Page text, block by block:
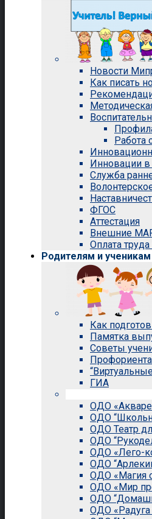
Новости
Как писать
Работа
Инновации
Служба
ФГОС
Аттестация
Внешние
Оплата
Родителям и ученикам
Как
Памятка
Советы
ГИА
ОДО
ОДО
ОДО Театр
ОДО
ОДО «Лего-
ОДО
ОДО «Магия
ОДО «Мир
ОДО
ОДО «Радуга